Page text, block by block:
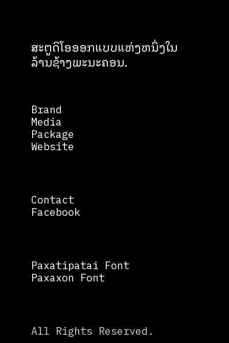
ສະຕູດິໂອອອກແບບແຫ່ງຫນຶ່ງໃນ
ລ້ານຊ້າງພະນະຄອນ.
Brand
Media
Package
Website
Contact
Facebook
Paxatipatai Font
Paxaxon Font
All Rights Reserved.